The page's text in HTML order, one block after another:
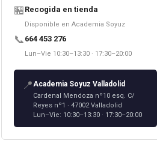
🏪 Recogida en tienda
Disponible en Academia Soyuz
📞 664 453 276
Lun–Vie 10:30–13:30 · 17:30–20:00
📍Academia Soyuz Valladolid
Cardenal Mendoza nº10 esq. C/
Reyes nº1 · 47002 Valladolid
Lun–Vie: 10:30–13:30 · 17:30–20:00